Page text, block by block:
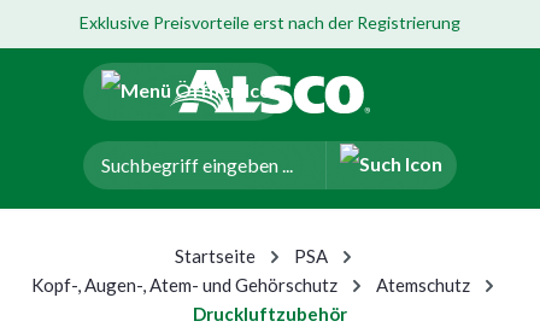
Hauptinhalt springen
Zur Navigation der B2B-Plattform springen
Exklusive Preisvorteile erst nach der Registrierung
Startseite
PSA
Kopf-, Augen-, Atem- und Gehörschutz
Atemschutz
Druckluftzubehör